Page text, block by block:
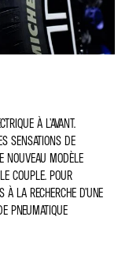
À L’AVANT.
SENSATIONS DE
NOUVEAU MODÈLE
COUPLE. POUR
LA RECHERCHE D’UNE
PNEUMATIQUE